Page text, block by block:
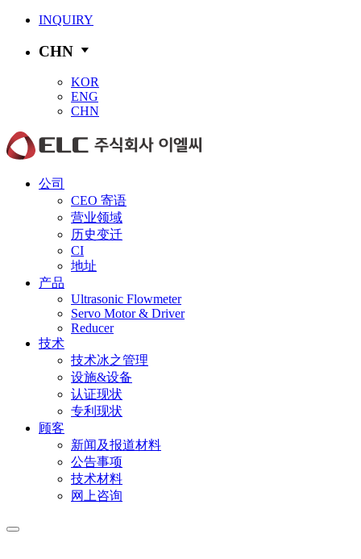
INQUIRY
CHN
KOR
ENG
CHN
公司
CEO 寄语
营业领域
历史变迁
CI
地址
产品
Ultrasonic Flowmeter
Servo Motor & Driver
Reducer
技术
技术冰之管理
设施&设备
认证现状
专利现状
顾客
新闻及报道材料
公告事项
技术材料
网上咨询